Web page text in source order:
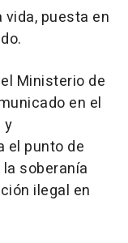
puesta en
Ministerio de
en el
y
el punto de
soberanía
ilegal en